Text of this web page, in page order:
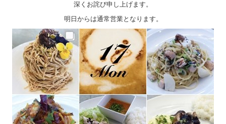
深くお詫び申し上げます。
明日からは通常営業となります。